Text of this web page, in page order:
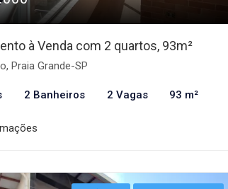
à Venda com 2 quartos, 93m²
Praia Grande-SP
2 Banheiros 2 Vagas 93 m²